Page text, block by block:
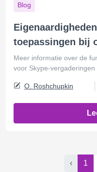
Blog
toepassingen bij
Meer informatie over de
voor Skype-vergaderingen
O. Roshchupkin
‹ 1